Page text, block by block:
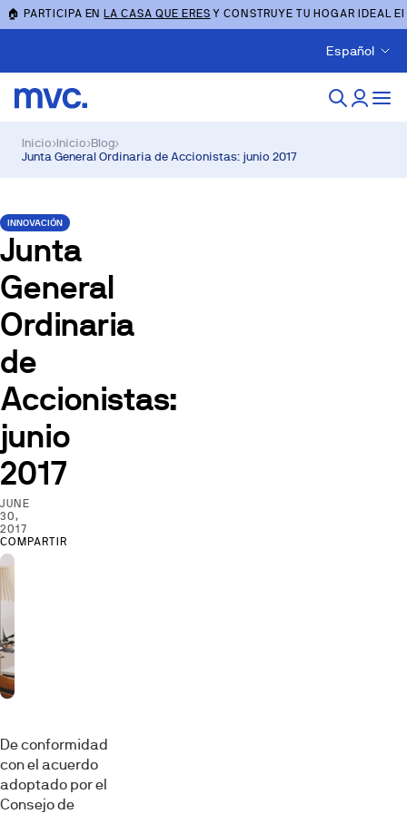
🏠 PARTICIPA ENLA CASA QUE ERES Y CONSTRUYE TU HOGAR IDEAL
Español
Inicio›Inicio›Blog›
Junta General Ordinaria de Accionistas: junio 2017
INNOVACIÓN
Junta
General
Ordinaria
de
Accionistas:
junio
2017
JUNE
30,
2017
COMPARTIR
De conformidad
con el acuerdo
adoptado por el
Consejo de